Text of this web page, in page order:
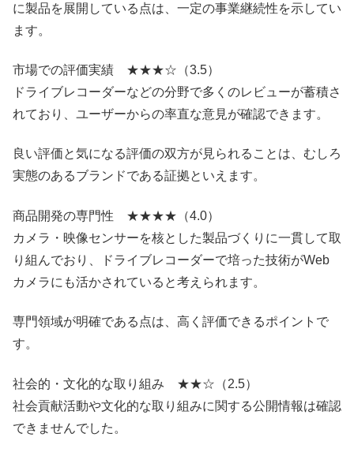
に製品を展開している点は、一定の事業継続性を示してい
ます。
市場での評価実績 ★★★☆（3.5）
ドライブレコーダーなどの分野で多くのレビューが蓄積さ
れており、ユーザーからの率直な意見が確認できます。
良い評価と気になる評価の双方が見られることは、むしろ
実態のあるブランドである証拠といえます。
商品開発の専門性 ★★★★（4.0）
カメラ・映像センサーを核とした製品づくりに一貫して取
り組んでおり、ドライブレコーダーで培った技術がWeb
カメラにも活かされていると考えられます。
専門領域が明確である点は、高く評価できるポイントで
す。
社会的・文化的な取り組み ★★☆（2.5）
社会貢献活動や文化的な取り組みに関する公開情報は確認
できませんでした。